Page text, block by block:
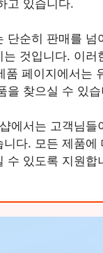
고 있습니다.
단순히 판매를
는 것입니다. 이
품 페이지에서는
을 찾으실 수 있
에서는 고객님
니다. 모든 제품
수 있도록 지원합